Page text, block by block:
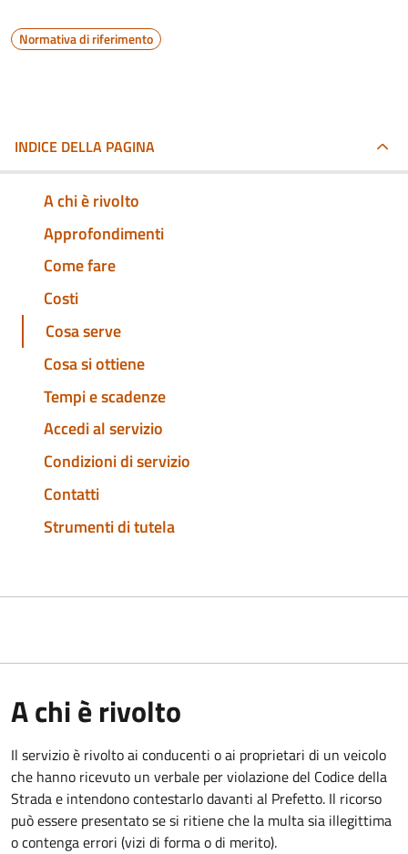
Normativa di riferimento
INDICE DELLA PAGINA
A chi è rivolto
Approfondimenti
Come fare
Costi
Cosa serve
Cosa si ottiene
Tempi e scadenze
Accedi al servizio
Condizioni di servizio
Contatti
Strumenti di tutela
A chi è rivolto
Il servizio è rivolto ai conducenti o ai proprietari di un veicolo
che hanno ricevuto un verbale per violazione del Codice della
Strada e intendono contestarlo davanti al Prefetto. Il ricorso
può essere presentato se si ritiene che la multa sia illegittima
o contenga errori (vizi di forma o di merito).